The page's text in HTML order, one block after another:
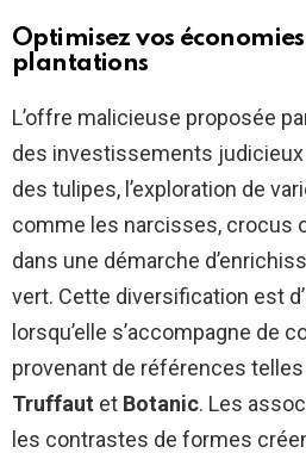
Optimisez vos
plantations
L’offre malicieuse proposée
des investissements judicieux
des tulipes, l’exploration de
comme les narcisses, crocus
dans une démarche
vert. Cette diversification est
lorsqu’elle s’accompagne de
provenant de références
Truffaut et Botanic. Les
les contrastes de formes